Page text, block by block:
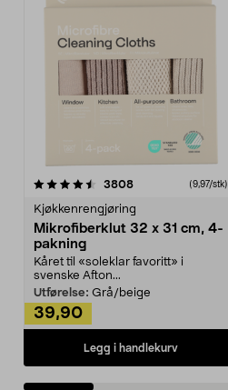
3808anmeldelser(9,97/stk)
Kjøkkenrengjøring
Mikrofiberklut 32 x 31 cm, 4-
pakning
Kåret til «soleklar favoritt» i
svenske Afton...
Utførelse: Grå/beige
39,90
Legg i handlekurv
4.5av 5 stjerner